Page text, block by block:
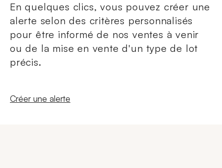
En quelques clics, vous pouvez créer une
alerte selon des critères personnalisés
pour être informé de nos ventes à venir
ou de la mise en vente d'un type de lot
précis.
Nouvelle fenêtre
Créer une alerte